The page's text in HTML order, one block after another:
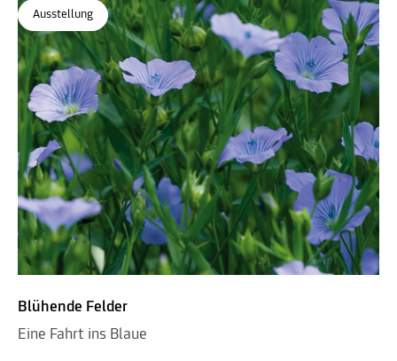
Ausstellung
Blühende Felder
Eine Fahrt ins Blaue